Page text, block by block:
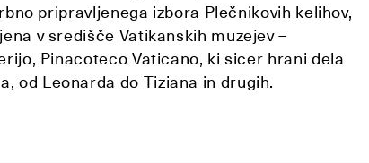
pripravljenega izbora Plečnikovih kelihov,
v središče Vatikanskih muzejev –
Pinacoteco Vaticano, ki sicer hrani dela
od Leonarda do Tiziana in drugih.